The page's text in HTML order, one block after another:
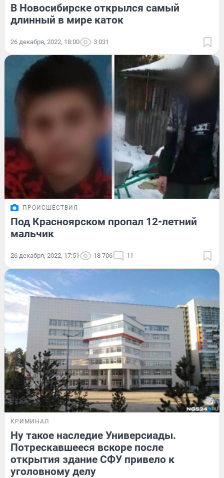
В Новосибирске открылся самый
длинный в мире каток
26 декабря, 2022, 18:00 3 031
ПРОИСШЕСТВИЯ
Под Красноярском пропал 12-летний
мальчик
26 декабря, 2022, 17:51 18 706 11
КРИМИНАЛ
Ну такое наследие Универсиады.
Потрескавшееся вскоре после
открытия здание СФУ привело к
уголовному делу